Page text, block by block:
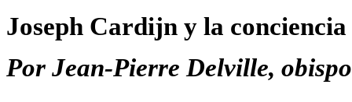
Joseph Cardijn y la
Por Jean-Pierre Delville,